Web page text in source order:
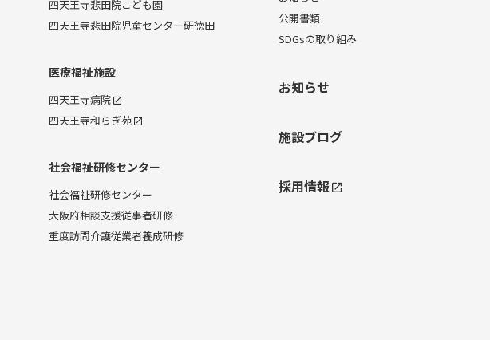
四天王寺悲田院こども園
四天王寺悲田院児童センター研徳田
医療福祉施設
四天王寺病院
四天王寺和らぎ苑
社会福祉研修センター
社会福祉研修センター
大阪府相談支援従事者研修
重度訪問介護従業者養成研修
公開書類
SDGsの取り組み
お知らせ
施設ブログ
採用情報